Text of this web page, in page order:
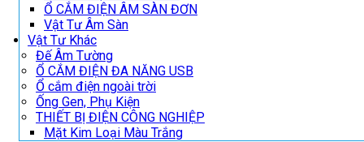
Ổ CẮM ĐIỆN ÂM SÀN ĐƠN
Vật Tư Âm Sàn
Vật Tư Khác
Đế Âm Tường
Ổ CẮM ĐIỆN ĐA NĂNG USB
Ổ cắm điện ngoài trời
Ống Gen, Phụ Kiện
THIẾT BỊ ĐIỆN CÔNG NGHIỆP
Mặt Kim Loại Màu Trắng